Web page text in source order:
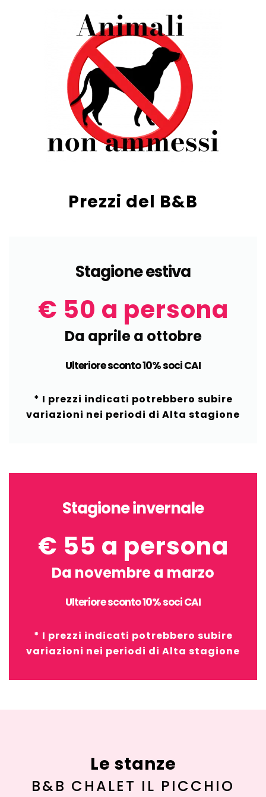
Prezzi del B&B
Stagione estiva
€ 50 a persona
Da aprile a ottobre
Ulteriore sconto 10% soci CAI
* I prezzi indicati potrebbero subire
variazioni nei periodi di Alta stagione
Stagione invernale
€ 55 a persona
Da novembre a marzo
Ulteriore sconto 10% soci CAI
* I prezzi indicati potrebbero subire
variazioni nei periodi di Alta stagione
Le stanze
B&B CHALET IL PICCHIO